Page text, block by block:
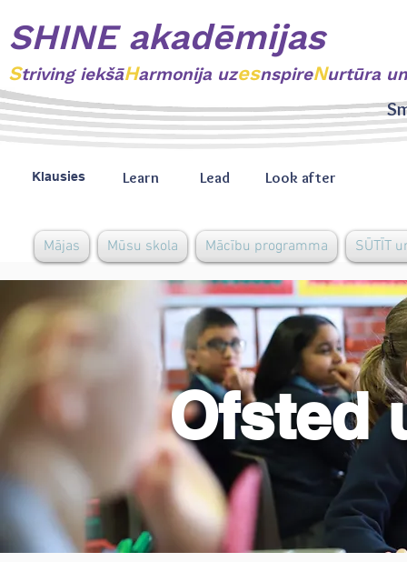
SHINE akadēmijas
Striving iekšāHarmonija uzesnspireNurtūra un
Klausies Learn Lead Look after
Mājas Mūsu skola Mācību programma SŪTĪT
Ofsted